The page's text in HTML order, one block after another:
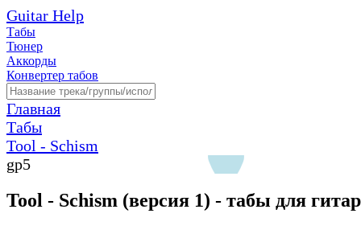
Guitar Help
Табы
Тюнер
Аккорды
Конвертер табов
Главная
Табы
Tool - Schism
gp5
Tool - Schism (версия 1) - табы для